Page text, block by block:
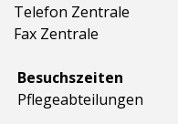
Telefon Zentrale
Fax Zentrale
Besuchszeiten
Pflegeabteilungen